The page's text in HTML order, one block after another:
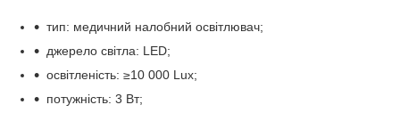
тип: медичний налобний освітлювач;
джерело світла: LED;
освітленість: ≥10 000 Lux;
потужність: 3 Вт;